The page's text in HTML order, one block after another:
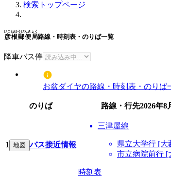
検索トップページ
彦根郵便局
ひこねゆうびんきょく
路線・時刻表・のりば一覧
降車バス停
お盆ダイヤの路線・時刻表・のりば
のりば 路線・行先2026年8
1 地図 バス接近情報
三津屋線
県立大学行 [大
市立病院前行 [
時刻表